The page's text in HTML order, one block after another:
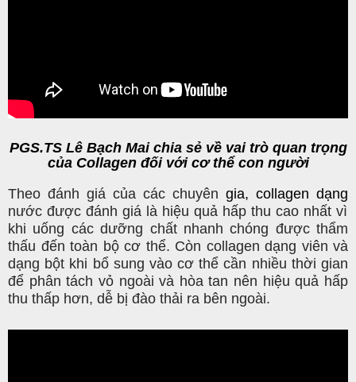
PGS.TS Lê Bạch Mai chia sẻ về vai trò quan trọng
của Collagen đối với cơ thể con người
Theo đánh giá của các chuyên gia, collagen dạng
nước được đánh giá là hiệu quả hấp thu cao nhất vì
khi uống các dưỡng chất nhanh chóng được thẩm
thấu đến toàn bộ cơ thể. Còn collagen dạng viên và
dạng bột khi bổ sung vào cơ thể cần nhiều thời gian
để phân tách vỏ ngoài và hòa tan nên hiệu quả hấp
thu thấp hơn, dễ bị đào thải ra bên ngoài.